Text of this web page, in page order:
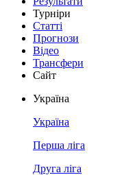
Турніри
Статті
Прогнози
Відео
Трансфери
Сайт
Україна
Україна
Перша ліга
Друга ліга